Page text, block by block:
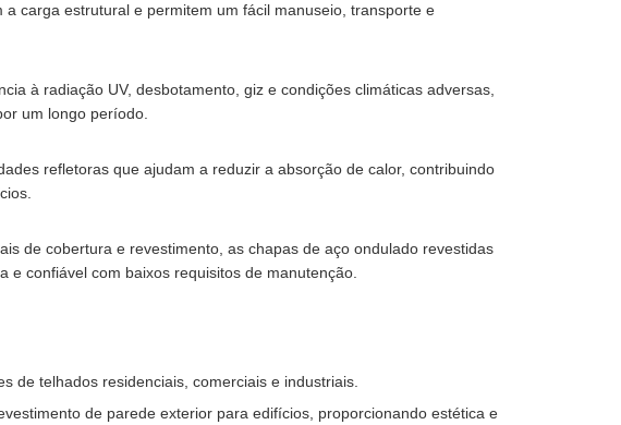
carga estrutural e permitem um fácil manuseio, transporte e
à radiação UV, desbotamento, giz e condições climáticas adversas,
um longo período.
refletoras que ajudam a reduzir a absorção de calor, contribuindo
de cobertura e revestimento, as chapas de aço ondulado revestidas
e confiável com baixos requisitos de manutenção.
de telhados residenciais, comerciais e industriais.
de parede exterior para edifícios, proporcionando estética e